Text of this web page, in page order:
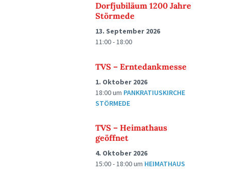
Dorfjubiläum 1200 Jahre
Störmede
13. September 2026
11:00 - 18:00
TVS – Erntedankmesse
1. Oktober 2026
18:00um PANKRATIUSKIRCHE
STÖRMEDE
TVS – Heimathaus
geöffnet
4. Oktober 2026
15:00 - 18:00um HEIMATHAUS